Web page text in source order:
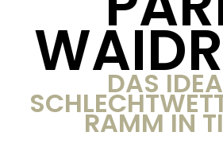
DAS
RAMM IN